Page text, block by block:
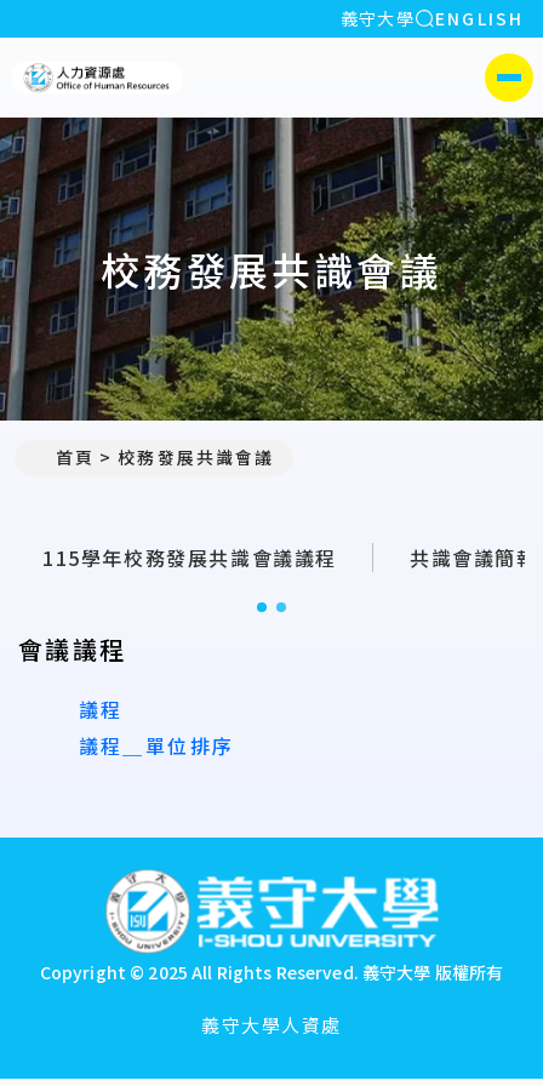
:::
義守大學 全站搜索
ENGLISH
側選單
校務發展共識會議
首頁 校務發展共識會議
115學年校務發展共識會議議程 共識會議簡報
會議議程
議程
議程＿單位排序
Copyright © 2025 All Rights Reserved. 義守大學 版權所有
義守大學人資處